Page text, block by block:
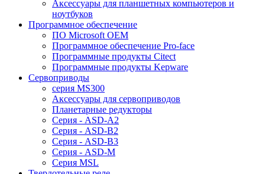
Аксессуары для планшетных компьютеров и
ноутбуков
Программное обеспечение
ПО Microsoft OEM
Программное обеспечение Pro-face
Программные продукты Citect
Программные продукты Kepware
Сервоприводы
серия MS300
Аксессуары для сервоприводов
Планетарные редукторы
Серия - ASD-A2
Серия - ASD-B2
Серия - ASD-B3
Серия - ASD-M
Серия MSL